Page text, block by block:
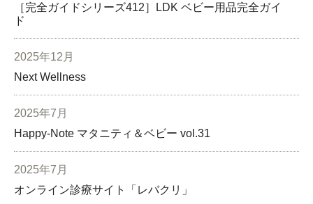
［完全ガイドシリーズ412］LDK ベビー用品完全ガイ
ド
2025年12月
Next Wellness
2025年7月
Happy-Note マタニティ＆ベビー vol.31
2025年7月
オンライン診療サイト「レバクリ」